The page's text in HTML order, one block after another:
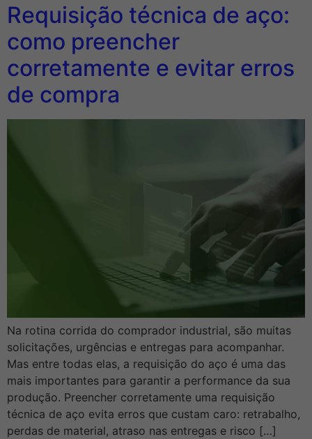
Requisição técnica de aço:
como preencher
corretamente e evitar erros
de compra
Na rotina corrida do comprador industrial, são muitas
solicitações, urgências e entregas para acompanhar.
Mas entre todas elas, a requisição do aço é uma das
mais importantes para garantir a performance da sua
produção. Preencher corretamente uma requisição
técnica de aço evita erros que custam caro: retrabalho,
perdas de material, atraso nas entregas e risco […]